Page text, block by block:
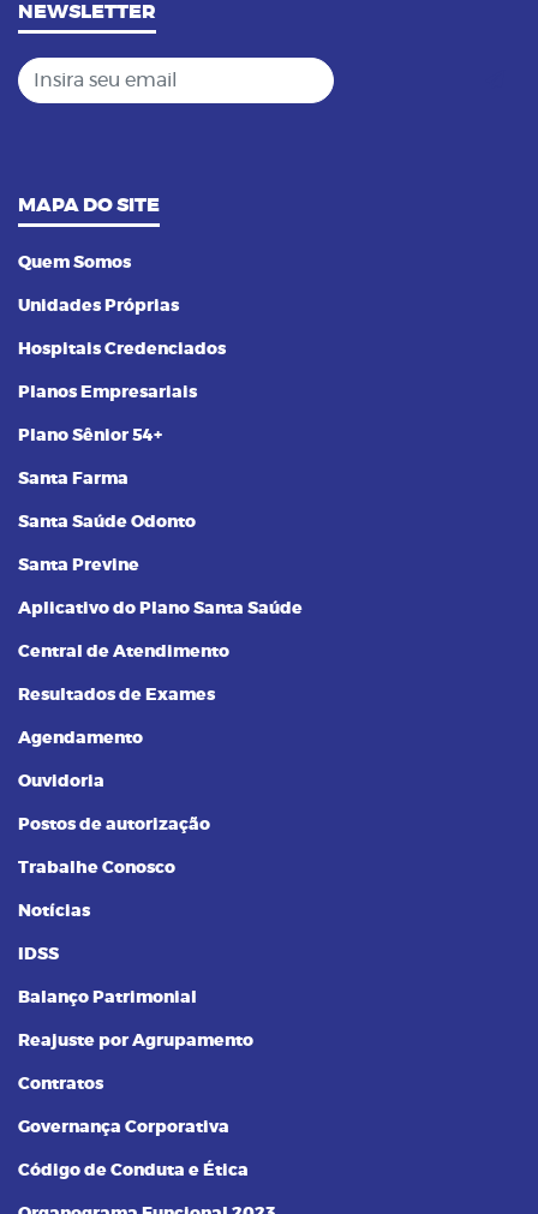
NEWSLETTER
Insira seu email
MAPA DO SITE
Quem Somos
Unidades Próprias
Hospitais Credenciados
Planos Empresariais
Plano Sênior 54+
Santa Farma
Santa Saúde Odonto
Santa Previne
Aplicativo do Plano Santa Saúde
Central de Atendimento
Resultados de Exames
Agendamento
Ouvidoria
Postos de autorização
Trabalhe Conosco
Notícias
IDSS
Balanço Patrimonial
Reajuste por Agrupamento
Contratos
Governança Corporativa
Código de Conduta e Ética